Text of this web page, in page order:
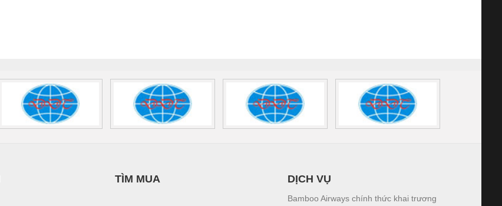
TÌM MUA DỊCH VỤ
Bamboo Airways chính thức khai trương